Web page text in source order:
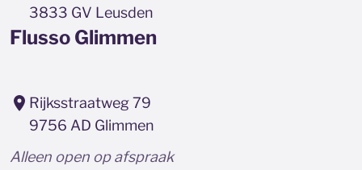
3833 GV Leusden
Flusso Glimmen
Rijksstraatweg 79
9756 AD Glimmen
Alleen open op afspraak